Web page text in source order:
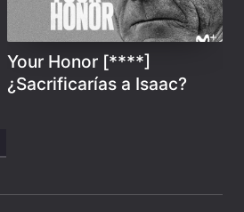
Your Honor [****]
¿Sacrificarías a Isaac?